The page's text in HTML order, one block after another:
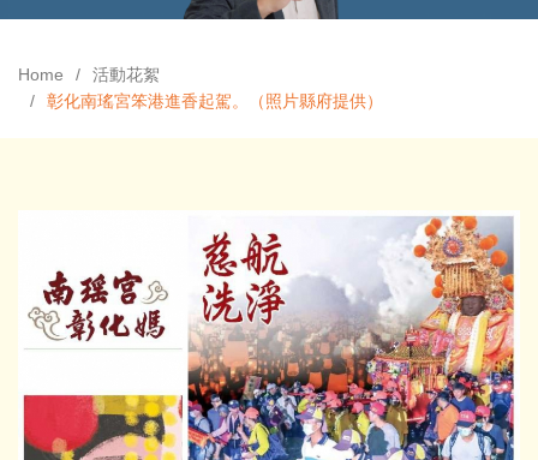
Home
活動花絮
彰化南瑤宮笨港進香起駕。（照片縣府提供）